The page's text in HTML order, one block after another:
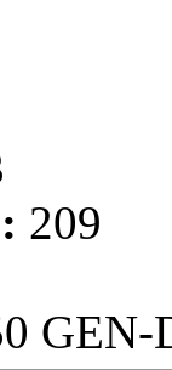
209
GEN-